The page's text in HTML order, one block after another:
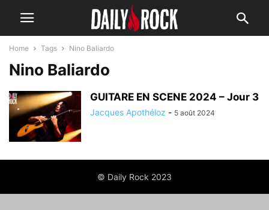
Home Tags Nino Baliardo
Nino Baliardo
GUITARE EN SCENE 2024 – Jour 3
Jacques Apothéloz - 5 août 2024
© Daily Rock 2023